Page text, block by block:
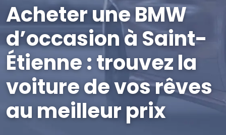
Acheter une BMW
d’occasion à Saint-
Étienne : trouvez la
voiture de vos rêves
au meilleur prix